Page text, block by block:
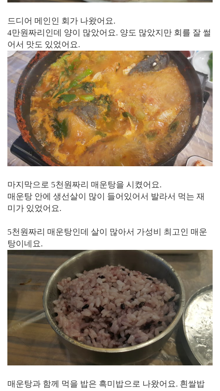
드디어 메인인 회가 나왔어요.
4만원짜리인데 양이 많았어요. 양도 많았지만 회를 잘 썰
어서 맛도 있었어요.
마지막으로 5천원짜리 매운탕을 시켰어요.
매운탕 안에 생선살이 많이 들어있어서 발라서 먹는 재
미가 있었어요.
5천원짜리 매운탕인데 살이 많아서 가성비 최고인 매운
탕이네요.
매운탕과 함께 먹을 밥은 흑미밥으로 나왔어요. 흰쌀밥